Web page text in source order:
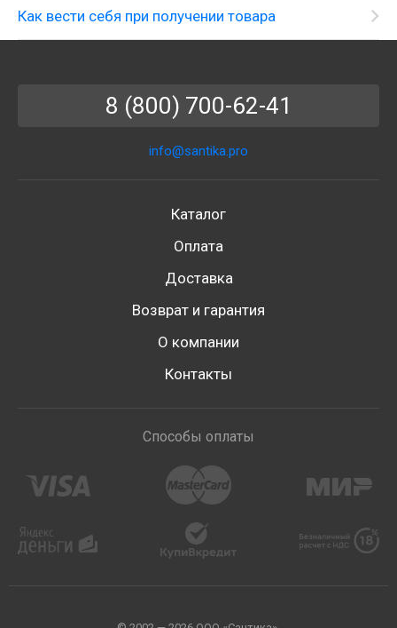
Как вести себя при получении товара
8 (800) 700-62-41
info@santika.pro
Каталог
Оплата
Доставка
Возврат и гарантия
О компании
Контакты
Способы оплаты